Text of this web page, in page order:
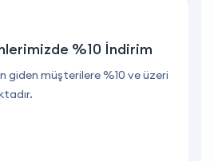
%10 İndirim
giden müşterilere %10 ve üzeri